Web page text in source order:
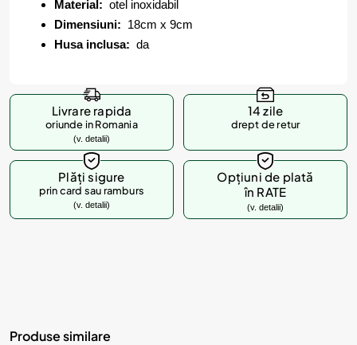
Material: otel inoxidabil
Dimensiuni: 18cm x 9cm
Husa inclusa: da
Livrare rapida
oriunde in Romania
(v. detalii)
14 zile
drept de retur
Plăți sigure
prin card sau ramburs
(v. detalii)
Opțiuni de plată
în RATE
(v. detalii)
Produse similare